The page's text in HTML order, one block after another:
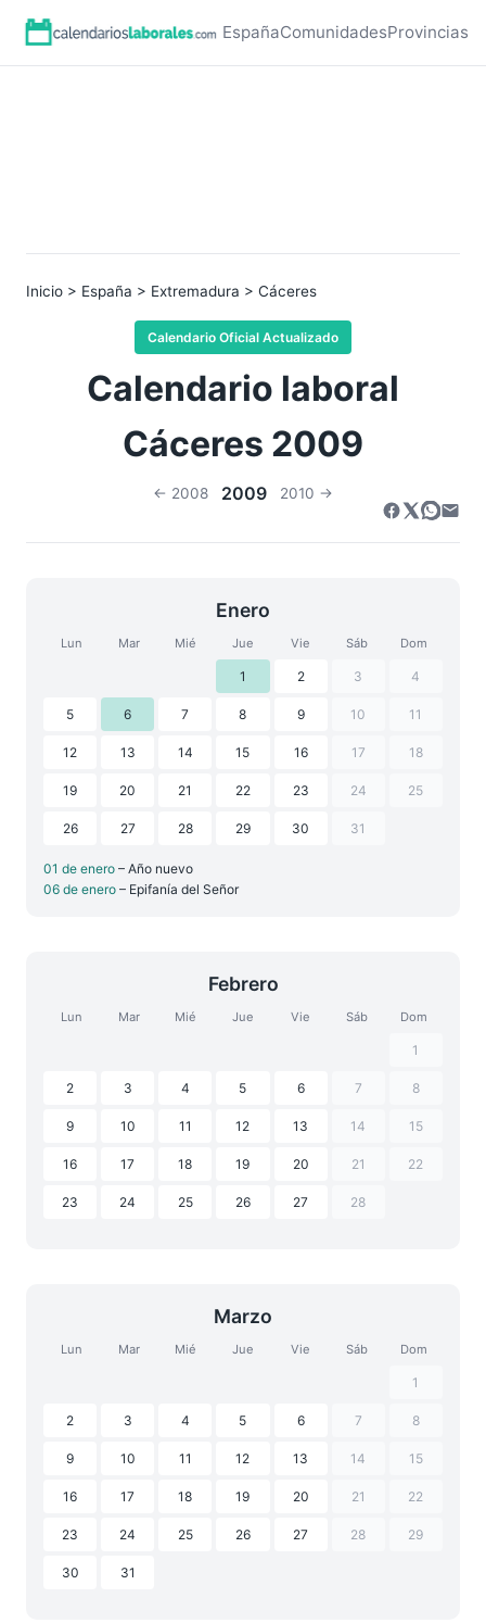
EspañaComunidadesProvincias
Inicio > España > Extremadura > Cáceres
Calendario Oficial Actualizado
Calendario laboral
Cáceres 2009
← 2008 2009 2010 →
Enero
Lun Mar Mié Jue Vie Sáb Dom
1 2 3 4
5 6 7 8 9 10 11
12 13 14 15 16 17 18
19 20 21 22 23 24 25
26 27 28 29 30 31
01 de enero – Año nuevo
06 de enero – Epifanía del Señor
Febrero
Lun Mar Mié Jue Vie Sáb Dom
1
2 3 4 5 6 7 8
9 10 11 12 13 14 15
16 17 18 19 20 21 22
23 24 25 26 27 28
Marzo
Lun Mar Mié Jue Vie Sáb Dom
1
2 3 4 5 6 7 8
9 10 11 12 13 14 15
16 17 18 19 20 21 22
23 24 25 26 27 28 29
30 31